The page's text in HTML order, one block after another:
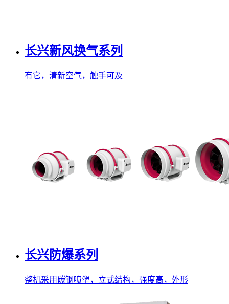
长兴新风换气系列
有它，清新空气，触手可及
长兴防爆系列
整机采用碳钢喷塑，立式结构，强度高，外形